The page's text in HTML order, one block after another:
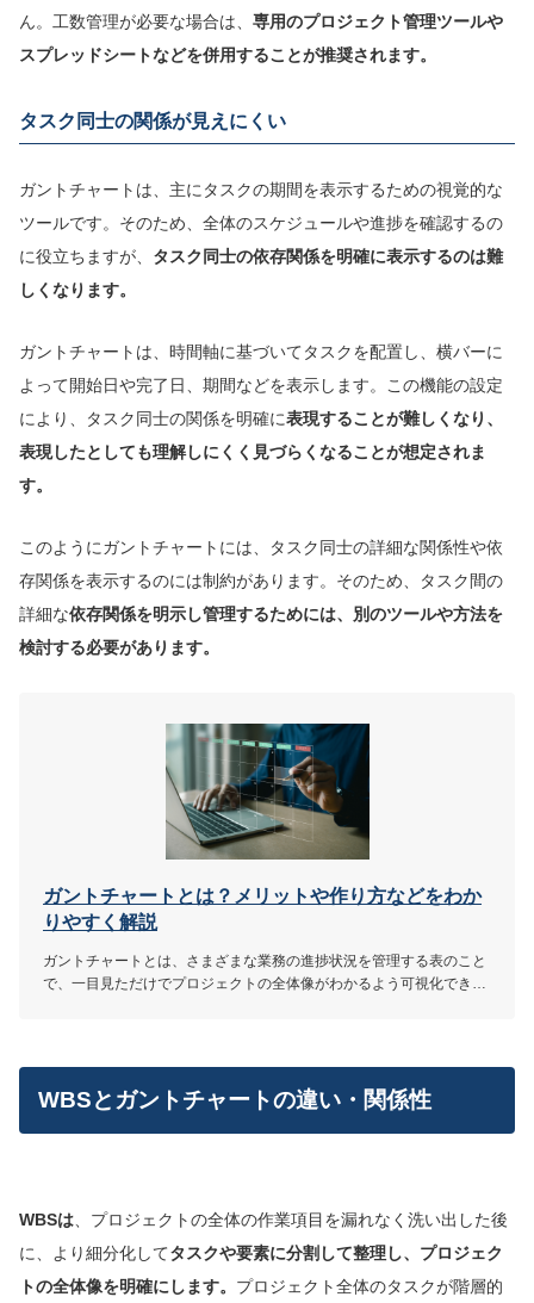
ん。工数管理が必要な場合は、 専用のプロジェクト管理ツールや
スプレッドシートなどを併用することが推奨されます。
タスク同士の関係が見えにくい
ガントチャートは、主にタスクの期間を表示するための視覚的な
ツールです。そのため、全体のスケジュールや進捗を確認するの
に役立ちますが、 タスク同士の依存関係を明確に表示するのは難
しくなります。
ガントチャートは、時間軸に基づいてタスクを配置し、横バーに
よって開始日や完了日、期間などを表示します。この機能の設定
により、タスク同士の関係を明確に表現することが難しくなり、
表現したとしても理解しにくく見づらくなることが想定されま
す。
このようにガントチャートには、タスク同士の詳細な関係性や依
存関係を表示するのには制約があります。そのため、タスク間の
詳細な依存関係を明示し管理するためには、別のツールや方法を
検討する必要があります。
ガントチャートとは？メリットや作り方などをわか
りやすく解説
ガントチャートとは、さまざまな業務の進捗状況を管理する表のこと
で、一目見ただけでプロジェクトの全体像がわかるよう可視化できま
WBSとガントチャートの違い・関係性
WBSは、プロジェクトの全体の作業項目を漏れなく洗い出した後
に、より細分化してタスクや要素に分割して整理し、プロジェク
トの全体像を明確にします。 プロジェクト全体のタスクが階層的